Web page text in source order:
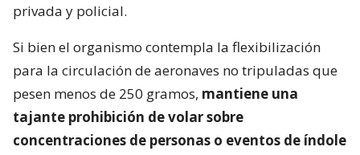
privada y policial.
Si bien el organismo contempla la flexibilización
para la circulación de aeronaves no tripuladas que
pesen menos de 250 gramos, mantiene una
tajante prohibición de volar sobre
concentraciones de personas o eventos de índole